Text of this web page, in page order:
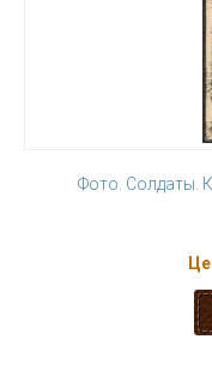
Фото. Солдаты.